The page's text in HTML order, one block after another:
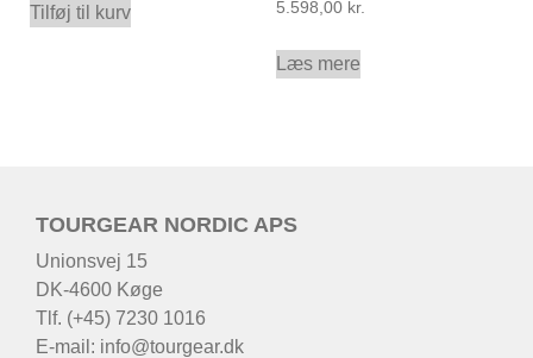
Tilføj til kurv 5.598,00 kr.
Læs mere
TOURGEAR NORDIC APS
Unionsvej 15
DK-4600 Køge
Tlf. (+45) 7230 1016
E-mail: info@tourgear.dk